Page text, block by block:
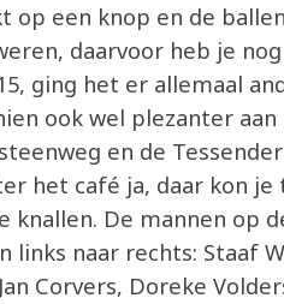
op een knop en de
daarvoor heb je
ging het er allemaal
ook wel plezanter aan
en de
het café ja, daar kon
knallen. De mannen op
links naar rechts: Staaf
Corvers, Doreke